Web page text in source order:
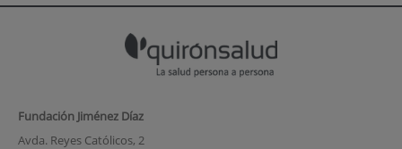
Fundación Jiménez Díaz
Avda. Reyes Católicos, 2